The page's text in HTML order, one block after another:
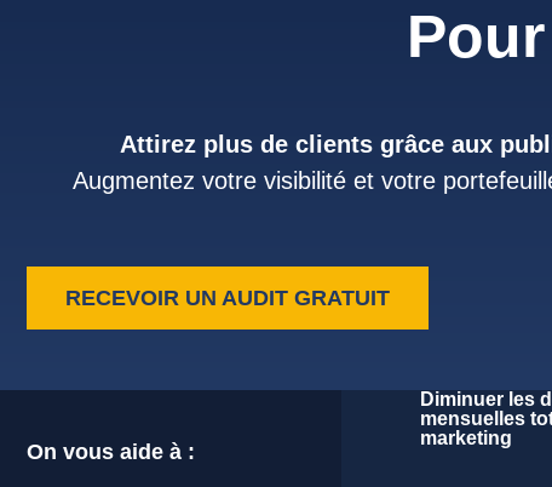
Attirez plus de clients grâce aux
Augmentez votre visibilité et votre
RECEVOIR UN AUDIT GRATUIT
On vous aide à :
Diminuer les
mensuelles
marketing